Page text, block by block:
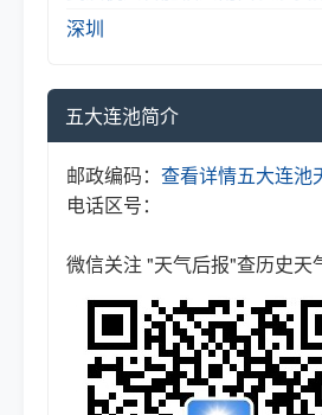
深圳
五大连池简介
邮政编码：
电话区号：
查看详情五大连池
微信关注 "天气后报"查历史天